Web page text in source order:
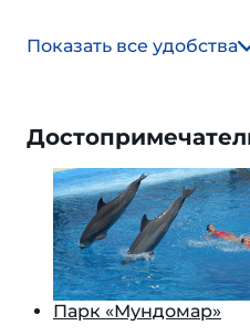
Показать все удобства
Парк «Мундомар»